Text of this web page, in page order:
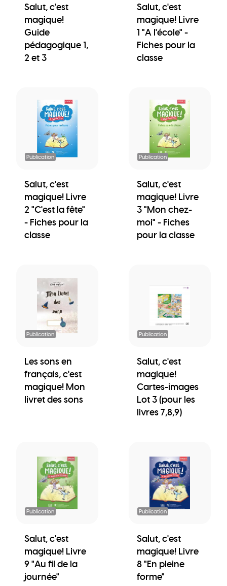
Salut, c'est
magique!
Guide
pédagogique 1,
2 et 3
Salut, c'est
magique! Livre
1 "A l'école" -
Fiches pour la
classe
Publication
Salut, c'est
magique! Livre
2 "C'est la fête"
- Fiches pour la
classe
Publication
Salut, c'est
magique! Livre
3 "Mon chez-
moi" - Fiches
pour la classe
Publication
Les sons en
français, c'est
magique! Mon
livret des sons
Publication
Salut, c'est
magique!
Cartes-images
Lot 3 (pour les
livres 7,8,9)
Publication
Salut, c'est
magique! Livre
9 "Au fil de la
journée"
Publication
Salut, c'est
magique! Livre
8 "En pleine
forme"